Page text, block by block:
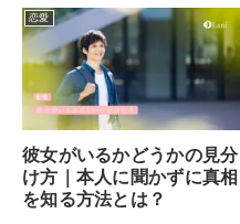
恋愛
彼女がいるかどうかの見分
け方｜本人に聞かずに真相
を知る方法とは？